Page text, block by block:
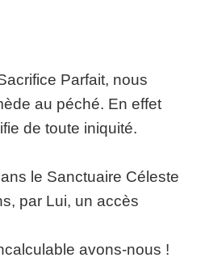
Parfait, nous
au péché. En effet
de toute iniquité.
le Sanctuaire Céleste
par Lui, un accès
avons-nous !